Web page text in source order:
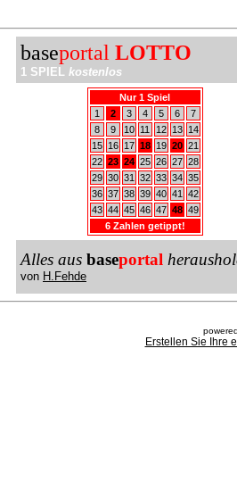
baseportal LOTTO
1 SPIEL kostenlos
Nur 1 Spiel
1
2 3 4 5 6
7
8
9 10 11 12 13
14
15
16 17 18 19 20 21
22 23 24 25 26 27 28
29 30 31 32 33 34 35
36 37 38 39 40 41
42
43 44 45 46 47 48 49
6 Zahlen getippt!
Alles aus baseportal
von H.Fehde
Erstellen Sie Ihre